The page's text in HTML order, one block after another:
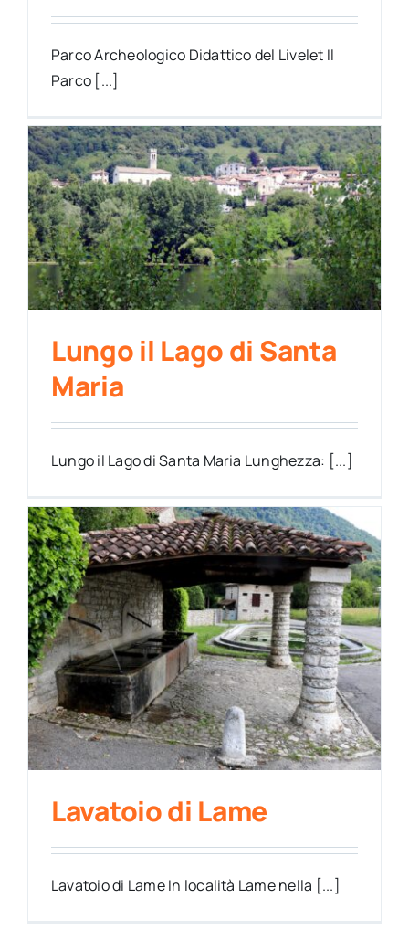
Parco Archeologico Didattico del Livelet Il
Parco [...]
Lungo il Lago di Santa
Maria
Lungo il Lago di Santa Maria Lunghezza: [...]
Lavatoio di Lame
Lavatoio di Lame In località Lame nella [...]